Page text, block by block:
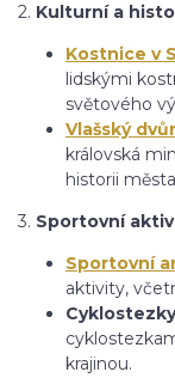
2. Kulturní a
Kostnice v
lidskými
světového
Vlašský dvůr
královská
historii
3. Sportovní
Sportovní
aktivity,
Cyklostezky
krajinou.